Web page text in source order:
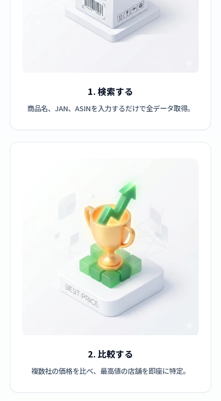
1. 検索する
商品名、JAN、ASINを入力するだけで全データ取得。
2. 比較する
複数社の価格を比べ、最高値の店舗を即座に特定。